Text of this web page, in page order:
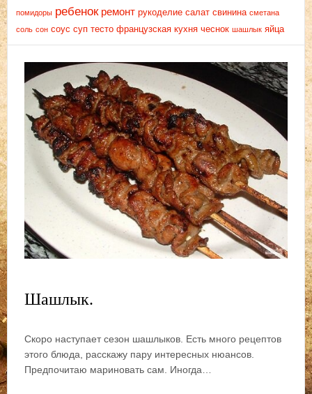
помидоры ребенок ремонт рукоделие салат свинина сметана
соль сон соус суп тесто французская кухня чеснок шашлык яйца
Шашлык.
Скоро наступает сезон шашлыков. Есть много рецептов
этого блюда, расскажу пару интересных нюансов.
Предпочитаю мариновать сам. Иногда…